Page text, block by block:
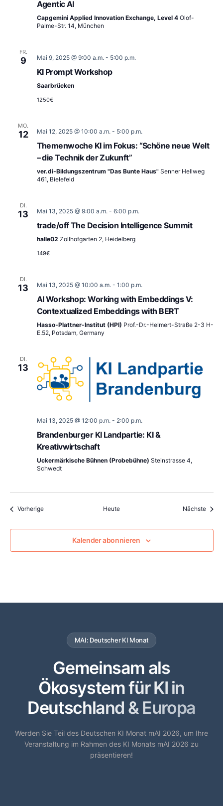
Agentic AI
Capgemini Applied Innovation Exchange, Level 4 Olof-
Palme-Str. 14, München
FR.
9 Mai 9, 2025 @ 9:00 a.m. - 5:00 p.m.
KI Prompt Workshop
Saarbrücken
1250€
MO.
12 Mai 12, 2025 @ 10:00 a.m. - 5:00 p.m.
Themenwoche KI im Fokus: “Schöne neue Welt
– die Technik der Zukunft”
ver.di-Bildungszentrum "Das Bunte Haus" Senner Hellweg
461, Bielefeld
DI.
13 Mai 13, 2025 @ 9:00 a.m. - 6:00 p.m.
trade/off The Decision Intelligence Summit
halle02 Zollhofgarten 2, Heidelberg
149€
DI.
13 Mai 13, 2025 @ 10:00 a.m. - 1:00 p.m.
AI Workshop: Working with Embeddings V:
Contextualized Embeddings with BERT
Hasso-Plattner-Institut (HPI) Prof.-Dr.-Helmert-Straße 2-3 H-
E.52, Potsdam, Germany
DI.
13
Mai 13, 2025 @ 12:00 p.m.- 2:00 p.m.
Brandenburger KI Landpartie: KI &
Kreativwirtschaft
Uckermärkische Bühnen (Probebühne) Steinstrasse 4,
Schwedt
VorherigeVeranstaltungen Heute Nächste
Kalender abonnieren
MAI: Deutscher KI Monat
Gemeinsam als
Ökosystem für KI in
Deutschland & Europa
Werden Sie Teil des Deutschen KI Monat mAI 2026, um Ihre
Veranstaltung im Rahmen des KI Monats mAI 2026 zu
präsentieren!